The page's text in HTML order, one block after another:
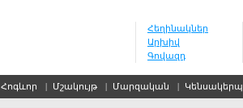
Հեղինակներ
Արխիվ
Գովազդ
Հոգևոր | Մշակույթ | Մարզական | Կենսակերպ